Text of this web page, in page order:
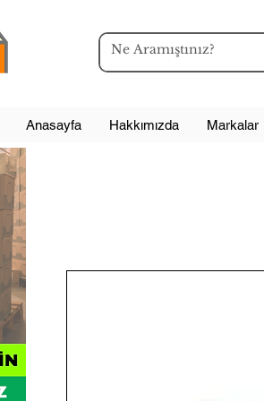
Anasayfa Hakkımızda Markalar